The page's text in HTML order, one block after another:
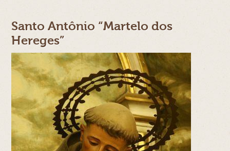
Santo Antônio “Martelo dos
Hereges”